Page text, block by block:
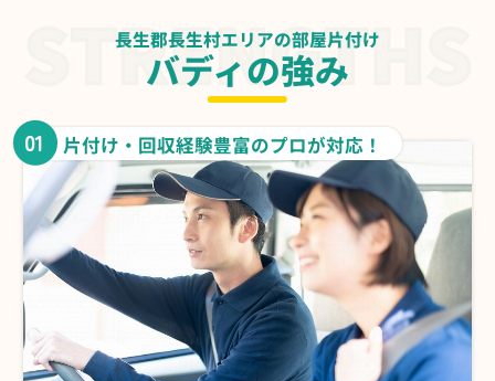
長生郡長生村エリアの部屋片付け
バディの強み
01 片付け・回収経験豊富のプロが対応！